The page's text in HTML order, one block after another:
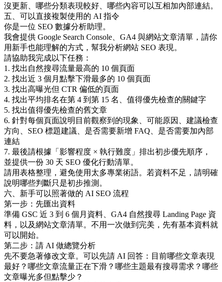
沒更新、哪些分類表現較好、哪些內容可以互相加內部連結。
五、可以直接複製使用的 AI 指令
你是一位 SEO 數據分析助理。
我會提供 Google Search Console、GA4 與網站文章清單，請你
用新手也能理解的方式，幫我分析網站 SEO 表現。
請協助我完成以下任務：
1. 找出自然搜尋流量最高的 10 個頁面
2. 找出近 3 個月點擊下滑最多的 10 個頁面
3. 找出高曝光但 CTR 偏低的頁面
4. 找出平均排名在第 4 到第 15 名、值得優先檢查的關鍵字
5. 找出值得優先檢查的舊文章
6. 針對每個頁面說明目前觀察到的現象、可能原因、建議檢查
方向、SEO 標題建議、是否需要新增 FAQ、是否需要加內部
連結
7. 最後請根據「影響程度 × 執行難度」排出初步優先順序，
並提供一份 30 天 SEO 優化行動清單。
請用表格整理，避免使用太多專業術語。若資料不足，請明確
說明哪些判斷只是初步推測。
六、新手可以照著做的 AI SEO 流程
第一步：先匯出資料
準備 GSC 近 3 到 6 個月資料、GA4 自然搜尋 Landing Page 資
料，以及網站文章清單。不用一次做到完美，先有基本資料就
可以開始。
第二步：請 AI 做總覽分析
先不要急著修改文章。可以先請 AI 回答：目前哪些文章表現
最好？哪些文章流量正在下滑？哪些主題最有搜尋需求？哪些
文章曝光多但點擊少？